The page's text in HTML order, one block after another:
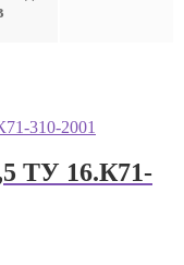
ТУ 16.К71-